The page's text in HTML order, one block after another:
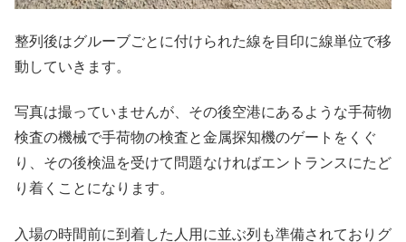
整列後はグルーブごとに付けられた線を目印に線単位で移
動していきます。
写真は撮っていませんが、その後空港にあるような手荷物
検査の機械で手荷物の検査と金属探知機のゲートをくぐ
り、その後検温を受けて問題なければエントランスにたど
り着くことになります。
入場の時間前に到着した人用に並ぶ列も準備されておりグ